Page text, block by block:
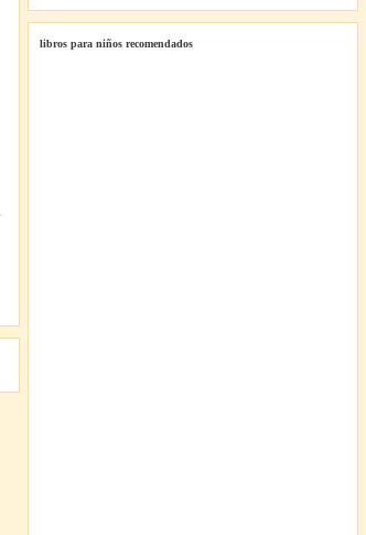
libros para niños recomendados